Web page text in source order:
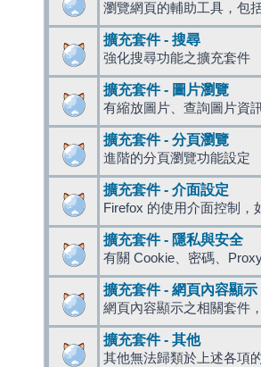
瀏覽網頁的輔助工具，包
擴充套件 - 搜尋
強化搜尋功能之擴充套件
擴充套件 - 圖片瀏覽
有縮放圖片、查詢圖片資
擴充套件 - 分頁瀏覽
進階的分頁瀏覽功能設定
擴充套件 - 介面設定
Firefox 的使用介面控制，
擴充套件 - 隱私與安全
有關 Cookie、密碼、
擴充套件 - 網頁內容顯示
網頁內容顯示之相關套件
擴充套件 - 其他
其他無法歸類於上述各項